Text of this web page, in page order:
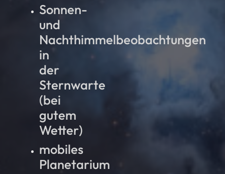
Sonnen-
und
Nachthimmelbeobachtungen
in
der
Sternwarte
(bei
gutem
Wetter)
mobiles
Planetarium